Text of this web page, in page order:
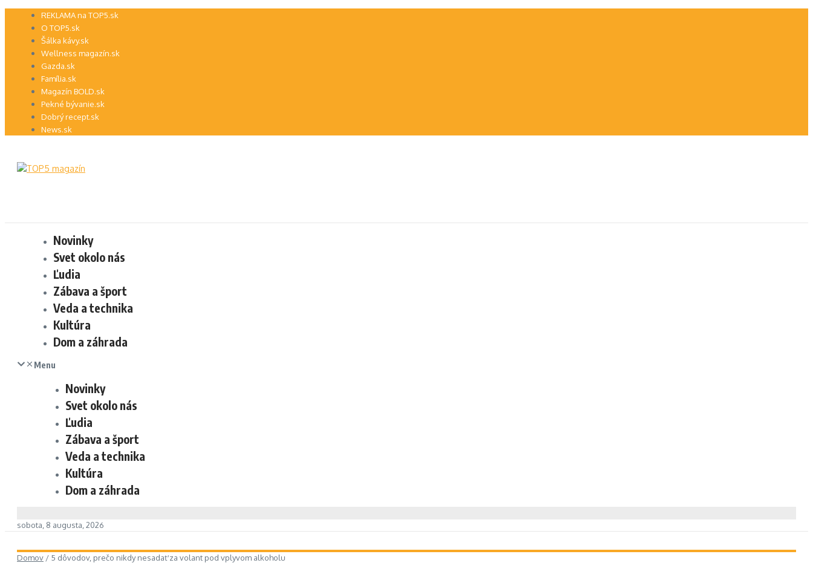
Preskočiť REKLAMA na TOP5.sk
O TOP5.sk
Šálka kávy.sk
Wellness magazín.sk
Gazda.sk
Família.sk
Magazín BOLD.sk
Pekné bývanie.sk
Dobrý recept.sk
News.sk
Novinky
Svet okolo nás
Ľudia
Zábava a šport
Veda a technika
Kultúra
Dom a záhrada
Menu
Novinky
Svet okolo nás
Ľudia
Zábava a šport
Veda a technika
Kultúra
Dom a záhrada
sobota, 8 augusta, 2026
Domov / 5 dôvodov, prečo nikdy nesadať za volant pod vplyvom alkoholu